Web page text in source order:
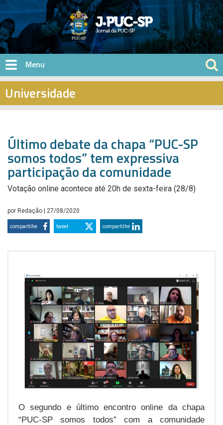
Pular para o conteúdo principal
Universidade
Último debate da chapa “PUC-SP
somos todos” tem expressiva
participação da comunidade
Votação online acontece até 20h de sexta-feira (28/8)
por Redação | 27/08/2020
compartilhe tweet compartilhe
O segundo e último encontro online da chapa
“PUC-SP somos todos” com a comunidade